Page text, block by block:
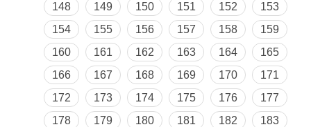
148
149 150 151 152
153
154
155 156 157 158
159
160
161 162 163 164
165
166
167 168 169 170
171
172
173 174 175 176
177
178
179 180 181 182
183